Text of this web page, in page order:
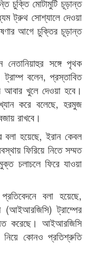
চুক্তি মোটামুটি চূড়ান্ত
ট্রুথ সোশ্যালে দেওয়া
আগে চুক্তির চূড়ান্ত
নেতানিয়াহুর সঙ্গে পৃথক
বলেন, প্রস্তাবিত
খুলে দেওয়া হবে।
করে বলেছে, হরমুজ
রাখবে।
বলা হয়েছে, ইরান কেবল
ফিরিয়ে নিতে সম্মত
চলাচলে ফিরে যাওয়া
বলা হয়েছে,
(আইআরজিসি) ট্রাম্পের
করেছে। আইআরজিসি
নিয়ে কোনও প্রতিশ্রুতি